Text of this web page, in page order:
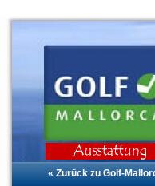
« Zurück zu Golf-